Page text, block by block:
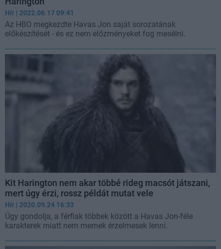
Hír | 2022.06.17 09:41
Az HBO megkezdte Havas Jon saját sorozatának
előkészítését - és ez nem előzményeket fog mesélni.
Kit Harington nem akar többé rideg macsót játszani,
mert úgy érzi, rossz példát mutat vele
Hír | 2020.09.24 16:33
Úgy gondolja, a férfiak többek között a Havas Jon-féle
karakterek miatt nem mernek érzelmesek lenni.